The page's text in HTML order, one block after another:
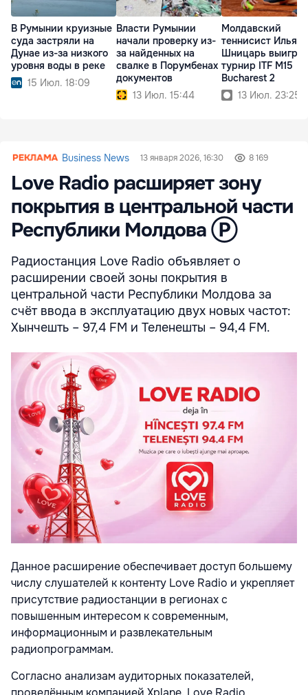
В Румынии круизные
суда застряли на
Дунае из-за низкого
уровня воды в реке
15 Июл. 18:09
Власти Румынии
начали проверку из-
за найденных на
свалке в Порумбенах
документов
13 Июл. 15:44
Молдавский
теннисист Илья
Шницарь выиграл
турнир ITF M15
Bucharest 2
13 Июл. 23:25
Business News 13 января 2026, 16:30 8 169
Love Radio расширяет зону
покрытия в центральной части
Республики Молдова Ⓟ
Радиостанция Love Radio объявляет о
расширении своей зоны покрытия в
центральной части Республики Молдова за
счёт ввода в эксплуатацию двух новых частот:
Хынчешть – 97,4 FM и Теленешты – 94,4 FM.
Данное расширение обеспечивает доступ большему
числу слушателей к контенту Love Radio и укрепляет
присутствие радиостанции в регионах с
повышенным интересом к современным,
информационным и развлекательным
радиопрограммам.
Согласно анализам аудиторных показателей,